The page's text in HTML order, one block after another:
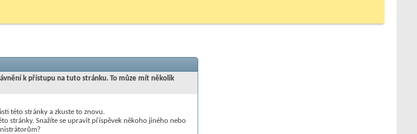
k přístupu na tuto stránku. To můze mít několik
této stránky a zkuste to znovu.
stránky. Snažíte se upravit příspěvek někoho jiného nebo